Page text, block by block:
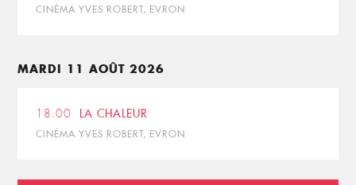
CINÉMA YVES ROBERT, EVRON
MARDI 11 AOÛT 2026
18:00 LA CHALEUR
CINÉMA YVES ROBERT, EVRON